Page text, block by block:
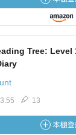
Tree: Level
3.55 13